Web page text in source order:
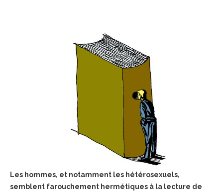
Les hommes, et notamment les hétérosexuels,
semblent farouchement hermétiques à la lecture de